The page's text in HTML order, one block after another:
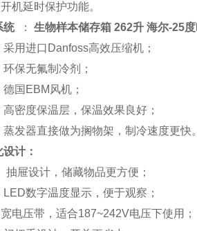
时保护功能。
统： 生物样本储存箱 262升 海尔-25
口Danfoss高效压缩机；
氟制冷剂；
风机；
保温层，保温效果良好；
直接做为搁物架，制冷速度更快。
计：
计，储藏物品更方便；
字温度显示，便于观察；
带，适合187~242V电压下使用